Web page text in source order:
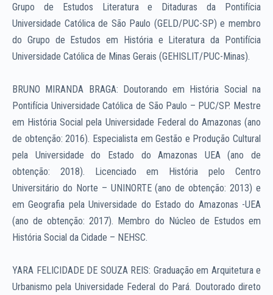
Grupo de Estudos Literatura e Ditaduras da Pontifícia
Universidade Católica de São Paulo (GELD/PUC-SP) e membro
do Grupo de Estudos em História e Literatura da Pontifícia
Universidade Católica de Minas Gerais (GEHISLIT/PUC-Minas).
BRUNO MIRANDA BRAGA: Doutorando em História Social na
Pontifícia Universidade Católica de São Paulo – PUC/SP. Mestre
em História Social pela Universidade Federal do Amazonas (ano
de obtenção: 2016). Especialista em Gestão e Produção Cultural
pela Universidade do Estado do Amazonas UEA (ano de
obtenção: 2018). Licenciado em História pelo Centro
Universitário do Norte – UNINORTE (ano de obtenção: 2013) e
em Geografia pela Universidade do Estado do Amazonas -UEA
(ano de obtenção: 2017). Membro do Núcleo de Estudos em
História Social da Cidade – NEHSC.
YARA FELICIDADE DE SOUZA REIS: Graduação em Arquitetura e
Urbanismo pela Universidade Federal do Pará. Doutorado direto